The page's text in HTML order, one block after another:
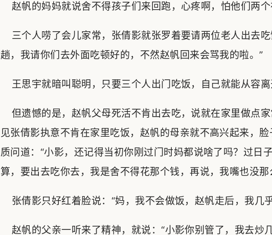
赵帆的妈妈就说舍不得孩子们来回跑，心疼啊，怕他们两个
三个人唠了会儿家常，张倩影就张罗着要请两位老人出去
趟，我请你们去外面吃顿好的，不然赵帆回来会骂我的啦。”
王思宇就暗叫聪明，只要三个人出门吃饭，自己就能从容离
但遗憾的是，赵帆父母死活不肯出去吃，说就在家里做点家
见张倩影执意不肯在家里吃饭，赵帆的母亲就不高兴起来，
质问道：“小影，还记得当初你刚过门时妈都说啥了吗？过日
算，要出去吃你去，我是舍不得花那个钱，再说，我嘴也没那
张倩影只好红着脸说：“妈，我不会做饭，赵帆走后，我几
赵帆的父亲一听来了精神，就说：“小影你别管了，我去炒